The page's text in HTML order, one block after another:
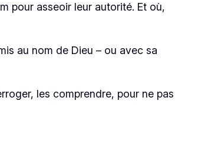
pour asseoir leur autorité. Et où,
au nom de Dieu – ou avec sa
les comprendre, pour ne pas